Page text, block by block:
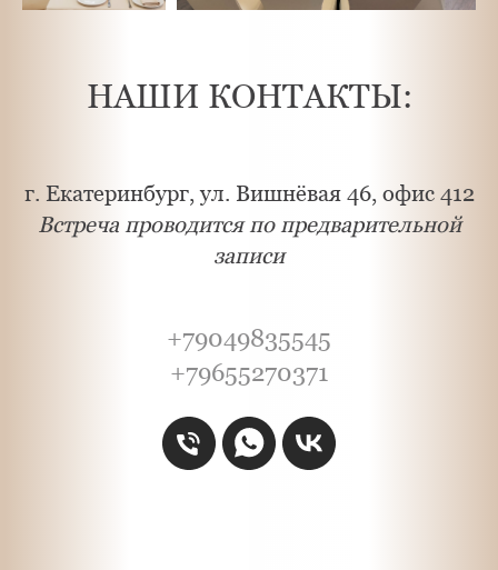
НАШИ КОНТАКТЫ:
г. Екатеринбург, ул. Вишнёвая 46, офис 412
Встреча проводится по предварительной
записи
+79049835545
+79655270371